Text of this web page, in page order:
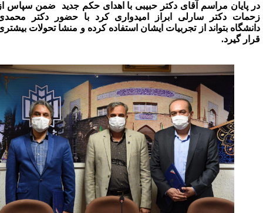
پایان مراسم آقای دکتر حبیبی با اهدای حکم جدید ضمن سپاس از
دکتر سارلی ابراز امیدواری کرد با حضور دکتر محمدی
بتواند از تجربیات ایشان استفاده کرده و منشا تحولات بیشتری
گیرد.